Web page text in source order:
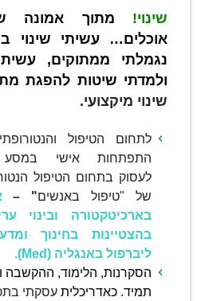
שינוי! מתוך אמונה
אוכלים… עשיתי
שינוי
נגמלתי ממתוקים,
ולמדתי שיטות להפגת
שינוי מיקצועי.
לתחום הטיפול
התפתחות אישי
לעסוק בתחום הטיפול
של "טיפול באנשים" –
בהצטיינות בחינוך
ליברפול באנגליה (Med).
הסקרנות, הלימוד, ההקשבה
תמיד. כאדריכליתעסקתי